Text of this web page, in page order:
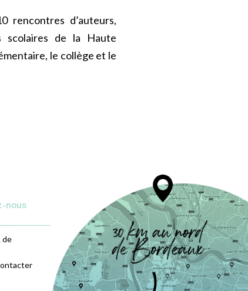
rencontres d’auteurs,
scolaires de la Haute
le collège et le
nous
de